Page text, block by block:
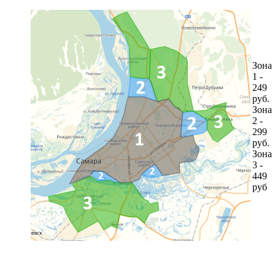
Зона
1 -
249
руб.
Зона
2 -
299
руб.
Зона
3 -
449
руб